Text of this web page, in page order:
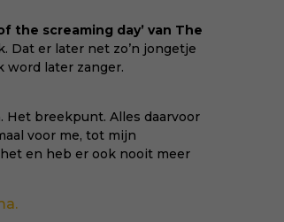
the screaming day’ van The
Dat er later net zo’n jongetje
word later zanger.
breekpunt. Alles daarvoor
voor me, tot mijn
en heb er ook nooit meer